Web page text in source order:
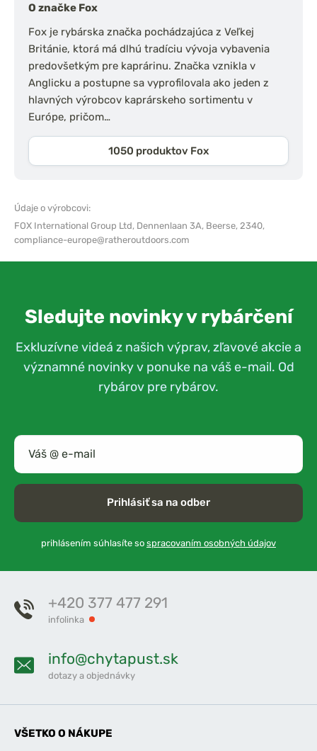
O značke Fox
Fox je rybárska značka pochádzajúca z Veľkej
Británie, ktorá má dlhú tradíciu vývoja vybavenia
predovšetkým pre kaprárinu. Značka vznikla v
Anglicku a postupne sa vyprofilovala ako jeden z
hlavných výrobcov kaprárskeho sortimentu v
Európe, pričom…
1050 produktov Fox
Údaje o výrobcovi:
FOX International Group Ltd, Dennenlaan 3A, Beerse, 2340,
compliance-europe@ratheroutdoors.com
Sledujte novinky v rybárčení
Exkluzívne videá z našich výprav, zľavové akcie a
významné novinky v ponuke na váš e-mail. Od
rybárov pre rybárov.
Prihlásiť sa na odber
prihlásením súhlasíte so spracovaním osobných údajov
+420 377 477 291
infolinka
info@chytapust.sk
dotazy a objednávky
VŠETKO O NÁKUPE